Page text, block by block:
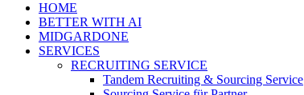
HOME
BETTER WITH AI
MIDGARDONE
SERVICES
RECRUITING SERVICE
Tandem Recruiting & Sourcing Service